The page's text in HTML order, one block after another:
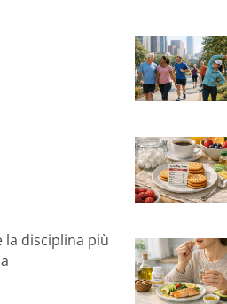
la disciplina più